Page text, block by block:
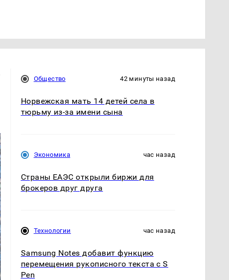
Общество 42 минуты назад
Норвежская мать 14 детей села в
тюрьму из-за имени сына
Экономика час назад
Страны ЕАЭС открыли биржи для
брокеров друг друга
Технологии час назад
Samsung Notes добавит функцию
перемещения рукописного текста с S
Pen